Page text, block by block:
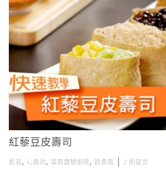
紅藜豆皮壽司
影音, 心食尚, 菜鳥實驗廚房, 蔬食風 | 2 則留言